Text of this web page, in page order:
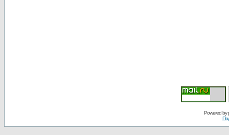
Powered by